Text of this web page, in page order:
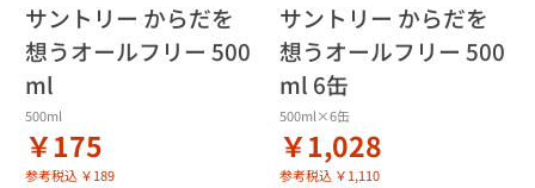
サントリー からだを
想うオールフリー 500
ml
500ml
￥175
参考税込 ￥189
サントリー からだを
想うオールフリー 500
ml 6缶
500ml×6缶
￥1,028
参考税込 ￥1,110